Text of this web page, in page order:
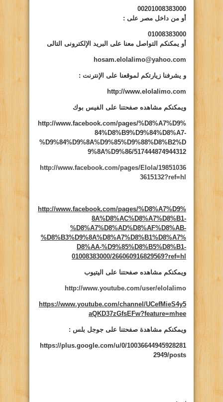
00201008383000
أو من داخل مصر على :
01008383000
أو يمكنكم التواصل معنا على البريد الإلكترونى التالى
hosam.elolalimo@yahoo.com
و يشرفنا زيارتكم لموقعنا على الإنترنت :
http://www.elolalimo.com
ويمكنكم مشاهده صفحتنا على الفيس بوك
http://www.facebook.com/pages/%D8%A7%D9%
84%D8%B9%D9%84%D8%A7-
%D9%84%D9%8A%D9%85%D9%88%D8%B2%D
9%8A%D9%86/517444874944312
http://www.facebook.com/pages/Elola/19851036
3615132?ref=hl
http://www.facebook.com/pages/%D8%A7%D9%
8A%D8%AC%D8%A7%D8%B1-
%D8%A7%D8%AD%D8%AF%D8%AB-
%D8%B3%D9%8A%D8%A7%D8%B1%D8%A7%
D8%AA-%D9%85%D8%B5%D8%B1-
01008383000/266060916829569?ref=hl
ويمكنكم مشاهده صفحتنا على اليتيوب
http://www.youtube.com/user/elolalimo
https://www.youtube.com/channel/UCefMieS4y5
aQKD37zGfsEFw?feature=mhee
ويمكنكم مشاهدة صفحتنا على جوجل بلس :
https://plus.google.com/u/0/10036644945928281
2949/posts